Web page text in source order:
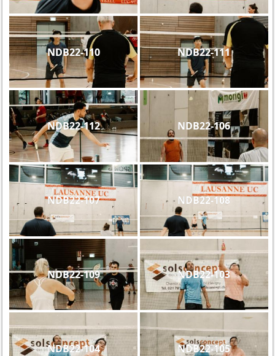
NDB22-110 NDB22-111
NDB22-112 NDB22-106
NDB22-107 NDB22-108
NDB22-109 NDB22-103
NDB22-104 NDB22-105